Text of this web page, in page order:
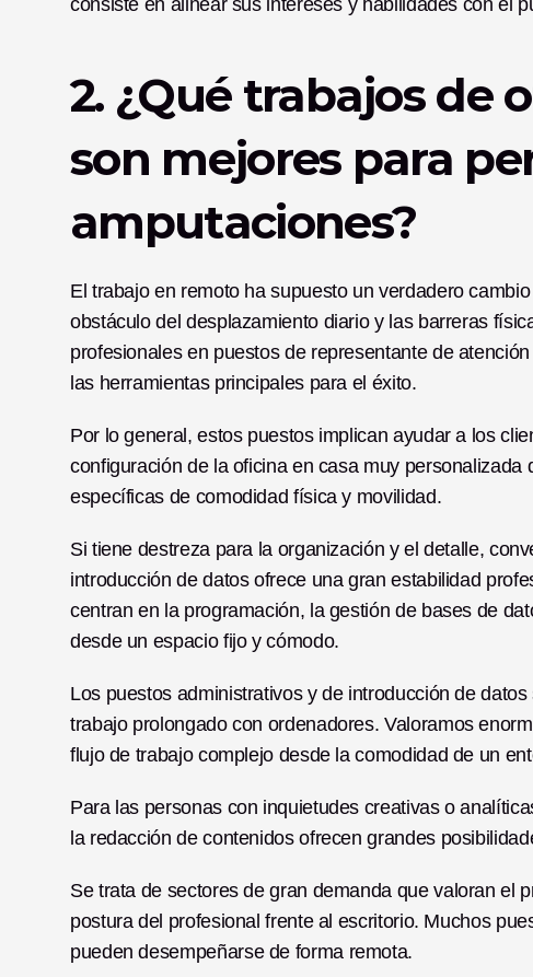
consiste en alinear sus intereses y habilidades con el
2. ¿Qué trabajos de
son mejores para
amputaciones?
El trabajo en remoto ha supuesto un verdadero
obstáculo del desplazamiento diario y las barreras
profesionales en puestos de representante de
las herramientas principales para el éxito.
Por lo general, estos puestos implican ayudar a los
configuración de la oficina en casa muy
específicas de comodidad física y movilidad.
Si tiene destreza para la organización y el detalle,
introducción de datos ofrece una gran estabilidad
centran en la programación, la gestión de bases de
desde un espacio fijo y cómodo.
Los puestos administrativos y de introducción de
trabajo prolongado con ordenadores. Valoramos
flujo de trabajo complejo desde la comodidad de un
Para las personas con inquietudes creativas o
la redacción de contenidos ofrecen grandes
Se trata de sectores de gran demanda que valoran el
postura del profesional frente al escritorio. Muchos
pueden desempeñarse de forma remota.